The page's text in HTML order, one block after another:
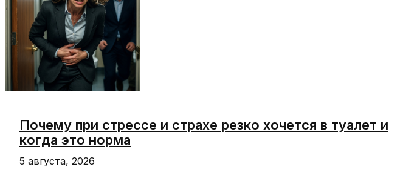
дольше
сохранять
сытость
Почему при стрессе и страхе резко хочется в туалет и
когда это норма
5 августа, 2026